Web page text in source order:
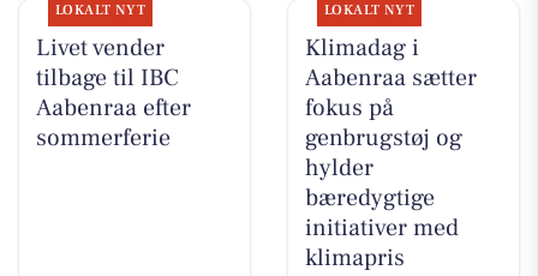
LOKALT NYT
Livet vender
tilbage til IBC
Aabenraa efter
sommerferie
LOKALT NYT
Klimadag i
Aabenraa sætter
fokus på
genbrugstøj og
hylder
bæredygtige
initiativer med
klimapris